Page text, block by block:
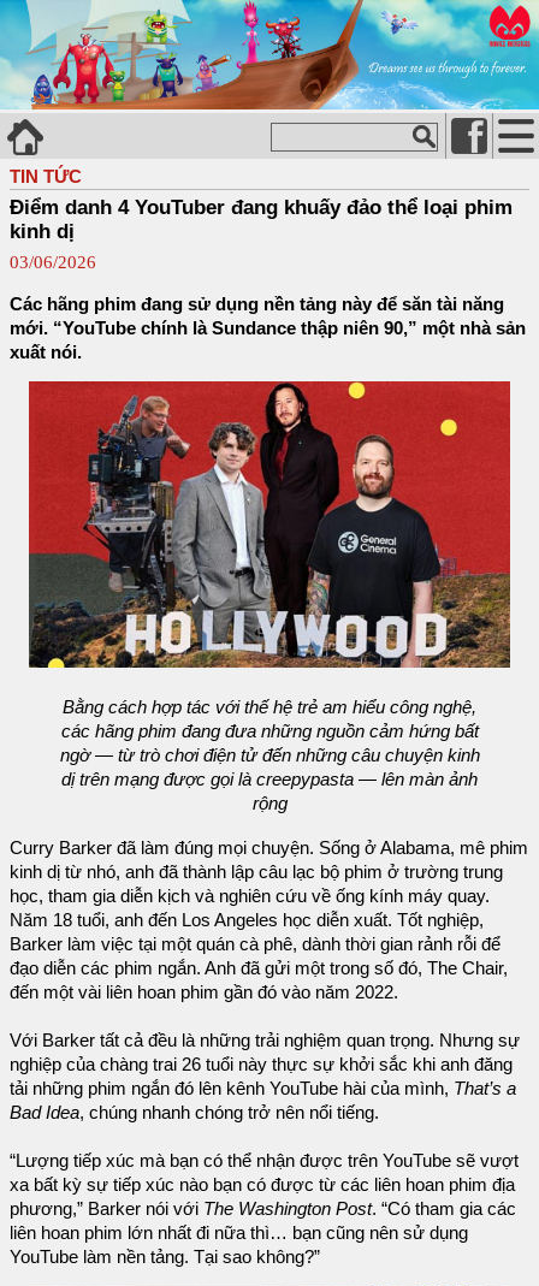
TIN TỨC
Điểm danh 4 YouTuber đang khuấy đảo thể loại phim
kinh dị
03/06/2026
Các hãng phim đang sử dụng nền tảng này để săn tài năng
mới. “YouTube chính là Sundance thập niên 90,” một nhà sản
xuất nói.
Bằng cách hợp tác với thế hệ trẻ am hiểu công nghệ,
các hãng phim đang đưa những nguồn cảm hứng bất
ngờ — từ trò chơi điện tử đến những câu chuyện kinh
dị trên mạng được gọi là creepypasta — lên màn ảnh
rộng
Curry Barker đã làm đúng mọi chuyện. Sống ở Alabama, mê phim
kinh dị từ nhó, anh đã thành lập câu lạc bộ phim ở trường trung
học, tham gia diễn kịch và nghiên cứu về ống kính máy quay.
Năm 18 tuổi, anh đến Los Angeles học diễn xuất. Tốt nghiệp,
Barker làm việc tại một quán cà phê, dành thời gian rảnh rỗi để
đạo diễn các phim ngắn. Anh đã gửi một trong số đó, The Chair,
đến một vài liên hoan phim gần đó vào năm 2022.
Với Barker tất cả đều là những trải nghiệm quan trọng. Nhưng sự
nghiệp của chàng trai 26 tuổi này thực sự khởi sắc khi anh đăng
tải những phim ngắn đó lên kênh YouTube hài của mình, That’s a
Bad Idea, chúng nhanh chóng trở nên nổi tiếng.
“Lượng tiếp xúc mà bạn có thể nhận được trên YouTube sẽ vượt
xa bất kỳ sự tiếp xúc nào bạn có được từ các liên hoan phim địa
phương,” Barker nói với The Washington Post. “Có tham gia các
liên hoan phim lớn nhất đi nữa thì… bạn cũng nên sử dụng
YouTube làm nền tảng. Tại sao không?”